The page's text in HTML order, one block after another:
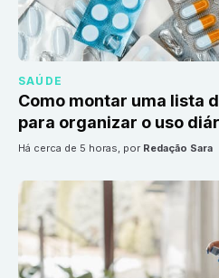
SAÚDE
Como montar uma lista
para organizar o uso
há cerca de 5 horas, por Redação Sara